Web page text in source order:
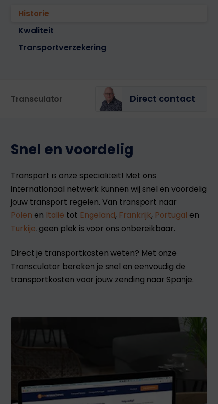
Historie
Kwaliteit
Transportverzekering
Transculator Direct contact
Snel en voordelig
Transport is onze specialiteit! Met ons
internationaal netwerk kunnen wij snel en voordelig
jouw transport regelen. Van transport naar
Polen en Italië tot Engeland, Frankrijk, Portugal en
Turkije, geen plek is voor ons onbereikbaar.
Direct je transportkosten weten? Met onze
Transculator bereken je snel en eenvoudig de
transportkosten voor jouw zending naar Spanje.